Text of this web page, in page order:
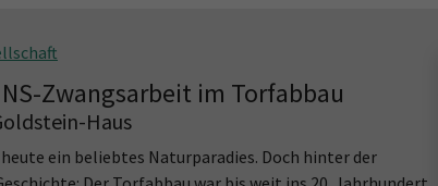
Zwangsarbeit im Torfabbau
Haus
ein beliebtes Naturparadies. Doch hinter der